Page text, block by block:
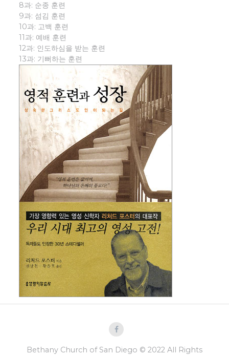
8과: 순종 훈련
9과: 섬김 훈련
10과: 고백 훈련
11과: 예배 훈련
12과: 인도하심을 받는 훈련
13과: 기뻐하는 훈련
Bethany Church of San Diego © 2022 All Rights